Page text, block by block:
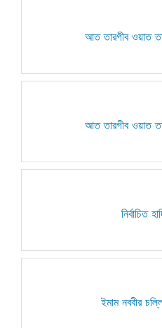
আত তারগীব ওয়াত
আত তারগীব ওয়াত
নির্বাচিত
ইমাম নববীর